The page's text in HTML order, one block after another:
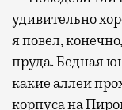
удивительно
я повел,
пруда. Бедная
какие аллеи
корпуса на